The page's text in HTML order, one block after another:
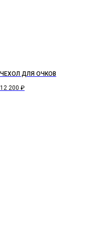
ЧЕХОЛ ДЛЯ ОЧКОВ
12 200 ₽